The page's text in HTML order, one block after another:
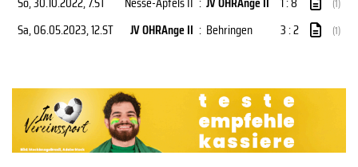
(1)
Sa, 06.05.2023, 12.ST JV OHRAnge II : Behringen 3 : 2 (1)